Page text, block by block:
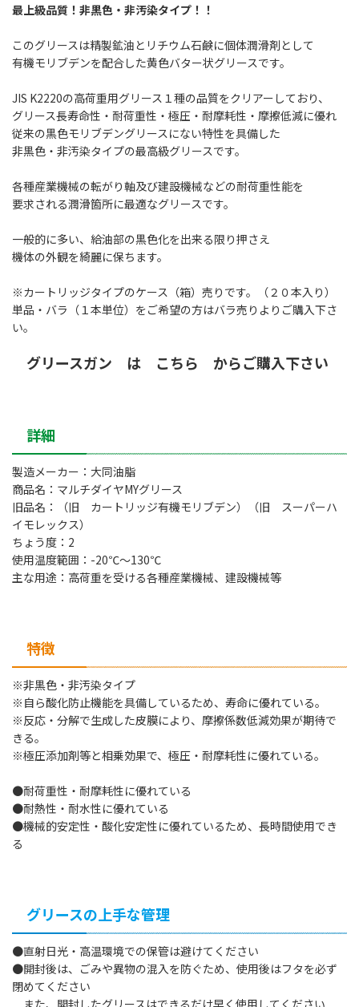
最上級品質！非黒色・非汚染タイプ！！
このグリースは精製鉱油とリチウム石鹸に個体潤滑剤として
有機モリブデンを配合した黄色バター状グリースです。
JIS K2220の高荷重用グリース１種の品質をクリアーしており、
グリース長寿命性・耐荷重性・極圧・耐摩耗性・摩擦低減に優れ
従来の黒色モリブデングリースにない特性を具備した
非黒色・非汚染タイプの最高級グリースです。
各種産業機械の転がり軸及び建設機械などの耐荷重性能を
要求される潤滑箇所に最適なグリースです。
一般的に多い、給油部の黒色化を出来る限り押さえ
機体の外観を綺麗に保ちます。
※カートリッジタイプのケース（箱）売りです。（２０本入り）
単品・バラ（１本単位）をご希望の方はバラ売りよりご購入下さ
い。
グリースガン は こちら からご購入下さい
詳細
製造メーカー：大同油脂
商品名：マルチダイヤMYグリース
旧品名：（旧 カートリッジ有機モリブデン）（旧 スーパーハ
イモレックス）
ちょう度：2
使用温度範囲：-20℃～130℃
主な用途：高荷重を受ける各種産業機械、建設機械等
特徴
※非黒色・非汚染タイプ
※自ら酸化防止機能を具備しているため、寿命に優れている。
※反応・分解で生成した皮膜により、摩擦係数低減効果が期待で
きる。
※極圧添加剤等と相乗効果で、極圧・耐摩耗性に優れている。
●耐荷重性・耐摩耗性に優れている
●耐熱性・耐水性に優れている
●機械的安定性・酸化安定性に優れているため、長時間使用でき
る
グリースの上手な管理
●直射日光・高温環境での保管は避けてください
●開封後は、ごみや異物の混入を防ぐため、使用後はフタを必ず
閉めてください
また、開封したグリースはできるだけ早く使用してください